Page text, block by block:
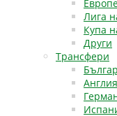
Лига
Купа
Други
Трансфери
Англия